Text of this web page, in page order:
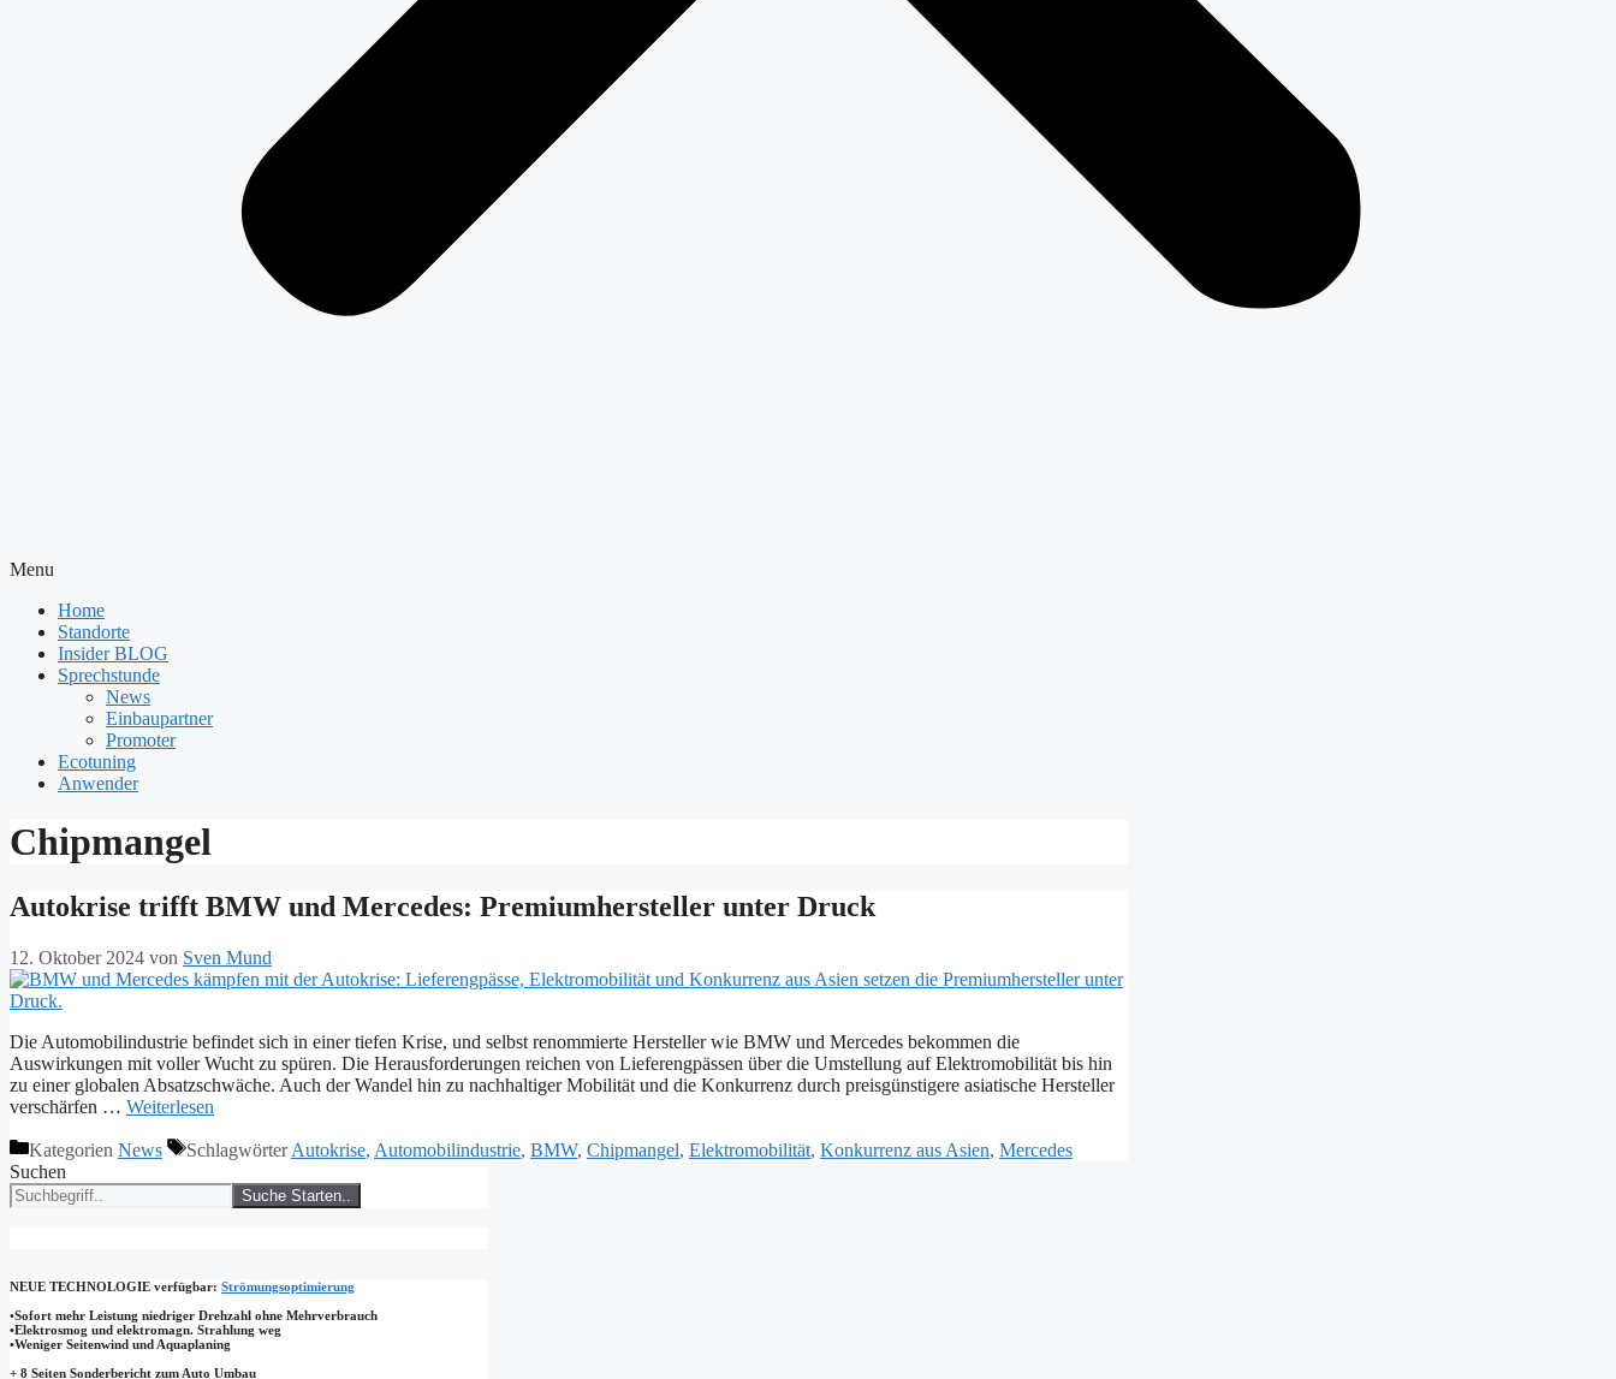
Menu
Home
Standorte
Insider BLOG
Sprechstunde
News
Einbaupartner
Promoter
Ecotuning
Anwender
Chipmangel
Autokrise trifft BMW und Mercedes: Premiumhersteller unter Druck
12. Oktober 2024 von Sven Mund
Die Automobilindustrie befindet sich in einer tiefen Krise, und selbst renommierte Hersteller wie BMW und Mercedes bekommen die
Auswirkungen mit voller Wucht zu spüren. Die Herausforderungen reichen von Lieferengpässen über die Umstellung auf Elektromobilität bis hin
zu einer globalen Absatzschwäche. Auch der Wandel hin zu nachhaltiger Mobilität und die Konkurrenz durch preisgünstigere asiatische Hersteller
verschärfen … Weiterlesen
Kategorien News SchlagwörterAutokrise, Automobilindustrie, BMW, Chipmangel, Elektromobilität, Konkurrenz aus Asien, Mercedes
Suchen
Suche Starten..
NEUE TECHNOLOGIE verfügbar: Strömungsoptimierung
•Sofort mehr Leistung niedriger Drehzahl ohne Mehrverbrauch
•Elektrosmog und elektromagn. Strahlung weg
•​Weniger Seitenwind und Aquaplaning
+ 8 Seiten Sonderbericht zum Auto Umbau